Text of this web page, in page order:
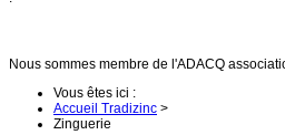
Nous sommes membre de l'ADACQ
Vous êtes ici :
Accueil Tradizinc >
Zinguerie